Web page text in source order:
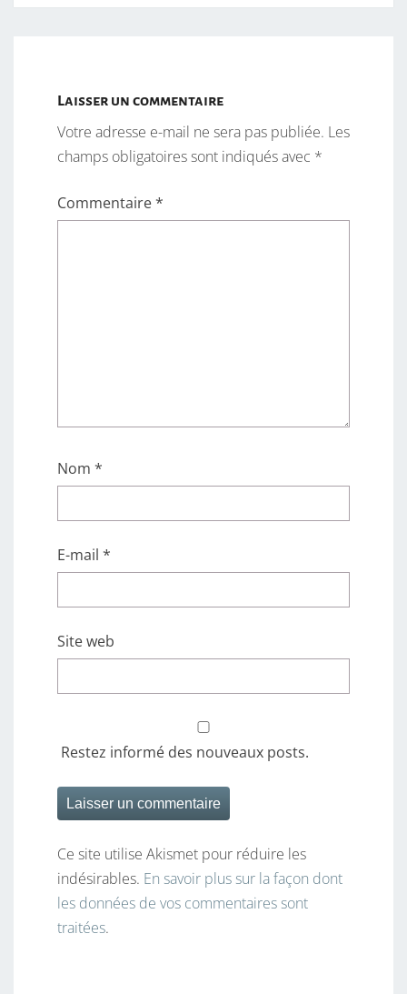
Laisser un commentaire
Votre adresse e-mail ne sera pas publiée. Les
champs obligatoires sont indiqués avec *
Commentaire*
Nom *
E-mail *
Site web
Restez informé des nouveaux posts.
Ce site utilise Akismet pour réduire les
indésirables. En savoir plus sur la façon dont
les données de vos commentaires sont
traitées.